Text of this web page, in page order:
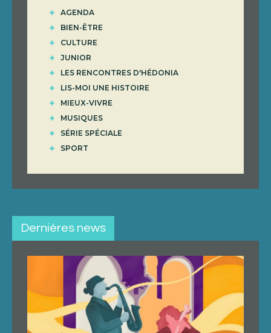
AGENDA
BIEN-ÊTRE
CULTURE
JUNIOR
LES RENCONTRES D'HÉDONIA
LIS-MOI UNE HISTOIRE
MIEUX-VIVRE
MUSIQUES
SÉRIE SPÉCIALE
SPORT
Dernières news